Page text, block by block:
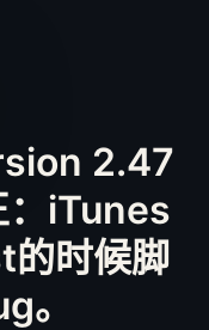
2.47
iTunes
的时候脚
。